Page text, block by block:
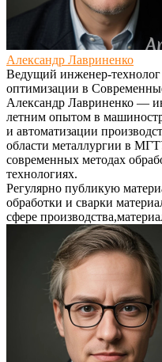
Александр Лавриненко
Ведущий инженер-технолог
оптимизации в
Александр Лавриненко —
летним опытом в
и автоматизации
области металлургии в
современных методах
технологиях.
Регулярно публикую
обработки и сварки
сфере